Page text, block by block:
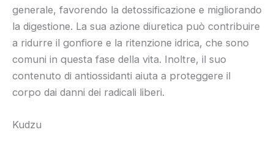
generale, favorendo la detossificazione e migliorando
la digestione. La sua azione diuretica può contribuire
a ridurre il gonfiore e la ritenzione idrica, che sono
comuni in questa fase della vita. Inoltre, il suo
contenuto di antiossidanti aiuta a proteggere il
corpo dai danni dei radicali liberi.
Kudzu